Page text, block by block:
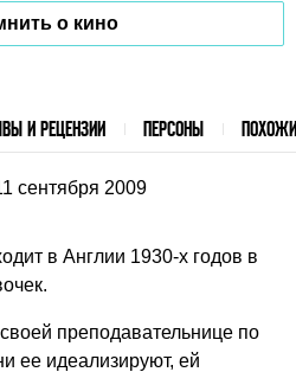
о кино
И РЕЦЕНЗИИ ПЕРСОНЫ
сентября 2009
в Англии 1930-х годов в
преподавательнице по
ее идеализируют, ей